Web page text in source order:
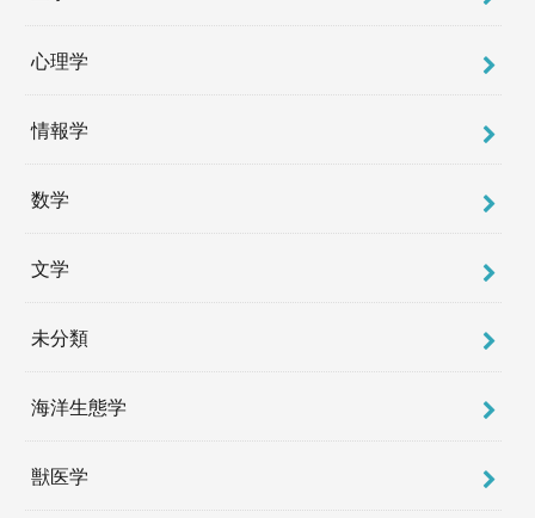
心理学
情報学
数学
文学
未分類
海洋生態学
獣医学